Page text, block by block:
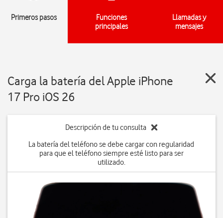
Primeros pasos
Funciones
principales
Llamadas y
mensajes
Carga la batería del Apple iPhone
17 Pro iOS 26
Descripción de tu consulta
La batería del teléfono se debe cargar con regularidad
para que el teléfono siempre esté listo para ser
utilizado.